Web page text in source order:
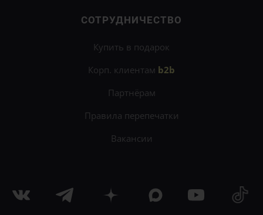
СОТРУДНИЧЕСТВО
Купить в подарок
Корп. клиентам b2b
Партнёрам
Правила перепечатки
Вакансии